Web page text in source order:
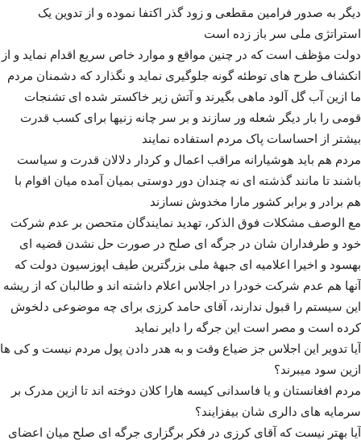
دیگر به صدور فرامین مقطعی و زود گذر اکتفا نموده و از تدوین یک
استراتژی ملی سر باز زده است
دولت مؤظف است که در چنین مواقع و موارد خاص سریع اقدام نماید و از
انکشاف طرح های توطئه گونه جلوگیری نماید و نگذارد که دشمنان مردم
ما ازین آب گل آلود ماهی بگیرند و آتش زیر خاکستر شده ای تشنجات
قومی را بار دیگر شعله ور سازند و بر سر چانه زنیها برای کسب قدرت
بیشتر از احساسات پاک مردم استفاده نمایند
مردم هم باید هوشیارانه مراقب اعمال و کردار دلالان قدرت و سیاست
باشند تا مانند گذشته ای نه چندان دور دوستی بمیان آمده میان اقوام با
هم برادر و برابر کشور مارا مخدوش نسازند
مع الوصف مشکلات فوق الذکر، تهدید نمایندگان متحصن بر عدم شرکت
خود و طرفداران شان در جرگه ای صلح در صورت حل نشدن قضیه ای
بهسود و اخیرا اعلامیه ای جبهۀ ملی بزرگترین طیف اپوزسیون دولت که
آنها هم عدم شرکت خودرا در اجلاس اعلام داشته اند و طالبان که از ریشه
این سیستم را قبول ندارند، آقای حامد کرزی برای چه موضوعی دلخوش
کرده است و مصر است این جرگه را دایر نماید
آیا تدویر این اجلاس جز ضیاع وقت و به هدر دادن پول مردم نیست و کی ها
ازین سود میبرند؟
مردم افغانستان و یا فاسدانی کیسه هارا کلان دوخته اند تا ازین مدرک بر
سرمایه های دالری شان بیفزایند؟
آیا بهتر نیست که آقای کرزی در فکر برگزاری جرگه ای صلح میان اعضای